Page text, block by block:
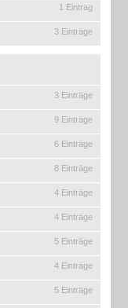
1 Eintrag
3 Einträge
3 Einträge
9 Einträge
6 Einträge
8 Einträge
4 Einträge
4 Einträge
5 Einträge
4 Einträge
5 Einträge